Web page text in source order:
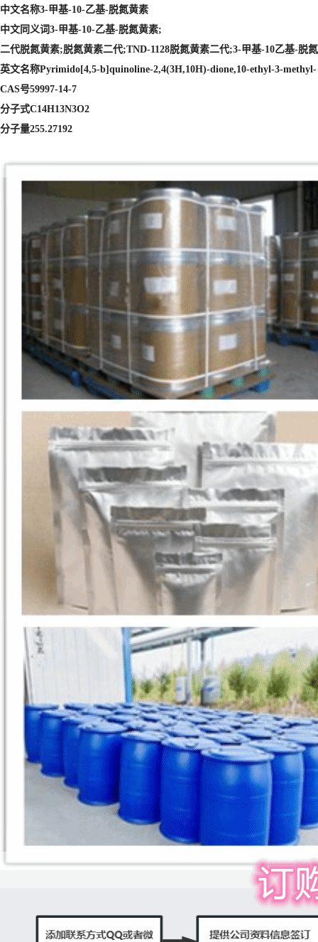
中文名称3-甲基-10-乙基-脱氮黄素
中文同义词3-甲基-10-乙基-脱氮黄素;
二代脱氮黄素;脱氮黄素二代;TND-1128脱氮黄素二代;3-甲基-10乙基-脱
英文名称Pyrimido[4,5-b]quinoline-2,4(3H,10H)-dione,10-ethyl-3-methyl-
CAS号59997-14-7
分子式C14H13N3O2
分子量255.27192